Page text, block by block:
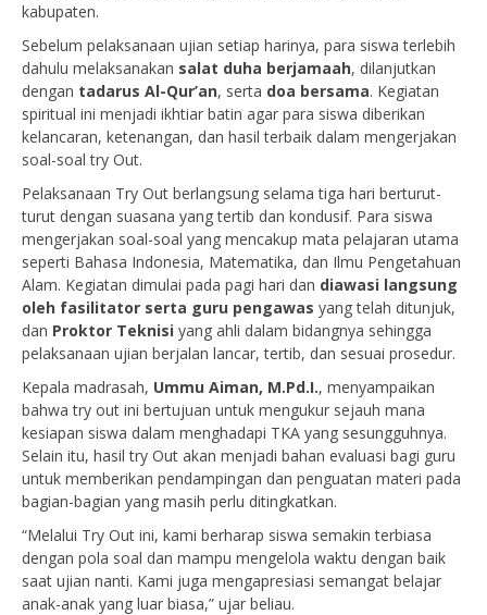
kabupaten.
Sebelum pelaksanaan ujian setiap harinya, para siswa terlebih
dahulu melaksanakan salat duha berjamaah, dilanjutkan
dengan tadarus Al-Qur’an, serta doa bersama. Kegiatan
spiritual ini menjadi ikhtiar batin agar para siswa diberikan
kelancaran, ketenangan, dan hasil terbaik dalam mengerjakan
soal-soal try Out.
Pelaksanaan Try Out berlangsung selama tiga hari berturut-
turut dengan suasana yang tertib dan kondusif. Para siswa
mengerjakan soal-soal yang mencakup mata pelajaran utama
seperti Bahasa Indonesia, Matematika, dan Ilmu Pengetahuan
Alam. Kegiatan dimulai pada pagi hari dan diawasi langsung
oleh fasilitator serta guru pengawas yang telah ditunjuk,
dan Proktor Teknisi yang ahli dalam bidangnya sehingga
pelaksanaan ujian berjalan lancar, tertib, dan sesuai prosedur.
Kepala madrasah, Ummu Aiman, M.Pd.I., menyampaikan
bahwa try out ini bertujuan untuk mengukur sejauh mana
kesiapan siswa dalam menghadapi TKA yang sesungguhnya.
Selain itu, hasil try Out akan menjadi bahan evaluasi bagi guru
untuk memberikan pendampingan dan penguatan materi pada
bagian-bagian yang masih perlu ditingkatkan.
“Melalui Try Out ini, kami berharap siswa semakin terbiasa
dengan pola soal dan mampu mengelola waktu dengan baik
saat ujian nanti. Kami juga mengapresiasi semangat belajar
anak-anak yang luar biasa,” ujar beliau.